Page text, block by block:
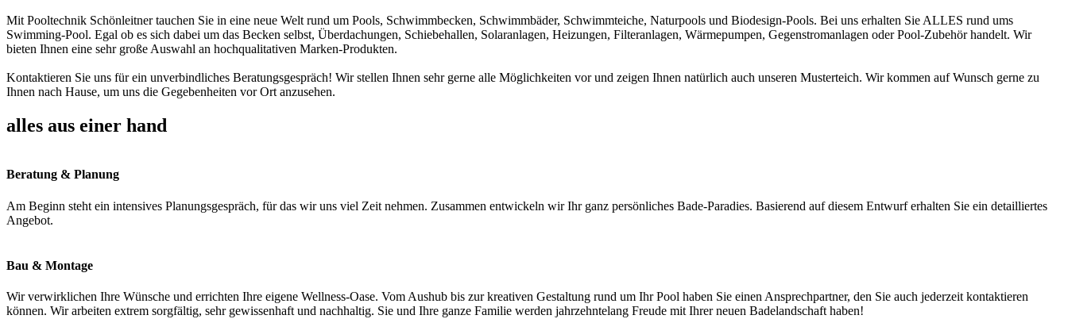
Mit Pooltechnik Schönleitner tauchen Sie in eine neue Welt rund um Pools, Schwimmbecken, Schwimmbäder, Schwimmteiche, Naturpools und Biodesign-Pools. Bei uns erhalten Sie ALLES rund ums
Swimming-Pool. Egal ob es sich dabei um das Becken selbst, Überdachungen, Schiebehallen, Solaranlagen, Heizungen, Filteranlagen, Wärmepumpen, Gegenstromanlagen oder Pool-Zubehör handelt. Wir
bieten Ihnen eine sehr große Auswahl an hochqualitativen Marken-Produkten.
Kontaktieren Sie uns für ein unverbindliches Beratungsgespräch! Wir stellen Ihnen sehr gerne alle Möglichkeiten vor und zeigen Ihnen natürlich auch unseren Musterteich. Wir kommen auf Wunsch gerne zu
Ihnen nach Hause, um uns die Gegebenheiten vor Ort anzusehen.
alles aus einer hand
Beratung & Planung
Am Beginn steht ein intensives Planungsgespräch, für das wir uns viel Zeit nehmen. Zusammen entwickeln wir Ihr ganz persönliches Bade-Paradies. Basierend auf diesem Entwurf erhalten Sie ein detailliertes
Angebot.
Bau & Montage
Wir verwirklichen Ihre Wünsche und errichten Ihre eigene Wellness-Oase. Vom Aushub bis zur kreativen Gestaltung rund um Ihr Pool haben Sie einen Ansprechpartner, den Sie auch jederzeit kontaktieren
können. Wir arbeiten extrem sorgfältig, sehr gewissenhaft und nachhaltig. Sie und Ihre ganze Familie werden jahrzehntelang Freude mit Ihrer neuen Badelandschaft haben!